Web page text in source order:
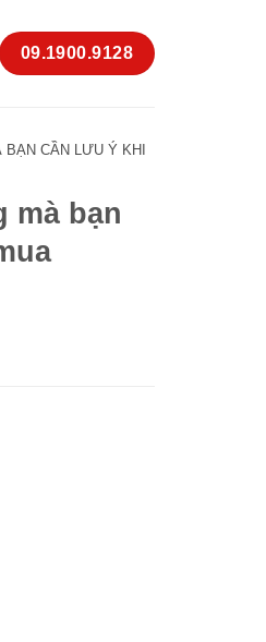
09.1900.9128
CẦN LƯU Ý KHI
mà bạn